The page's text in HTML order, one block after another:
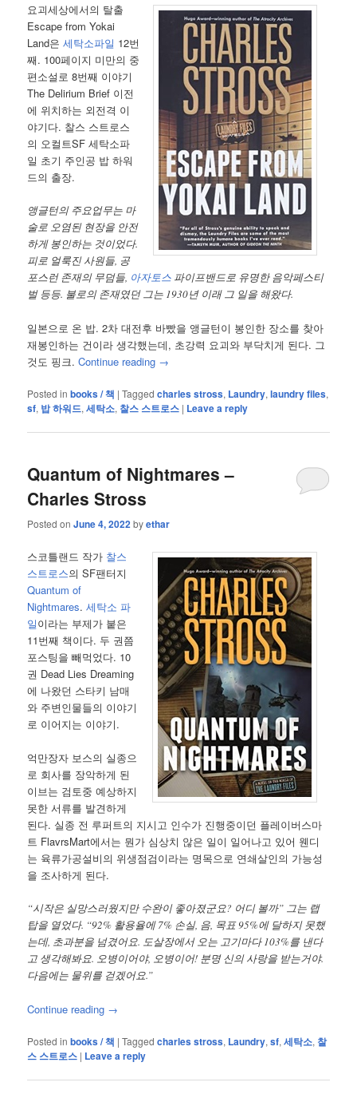
요괴세상에서의 탈출
Escape from Yokai
Land은세탁소파일 12번
째. 100페이지 미만의 중
편소설로 8번째 이야기
The Delirium Brief 이전
에 위치하는 외전격 이
야기다. 찰스 스트로스
의 오컬트SF 세탁소파
일 초기 주인공 밥 하워
드의 출장.
앵글턴의 주요업무는 마
술로 오염된 현장을 안전
하게 봉인하는 것이었다.
피로 얼룩진 사원들, 공
포스런 존재의 무덤들, 아자토스 파이프밴드로 유명한 음악페스티
벌 등등. 불로의 존재였던 그는 1930년 이래 그 일을 해왔다.
일본으로 온 밥. 2차 대전후 바빴을 앵글턴이 봉인한 장소를 찾아
재봉인하는 건이라 생각했는데, 초강력 요괴와 부닥치게 된다. 그
것도 핑크.Continue reading →
Posted in books / 책 |Tagged charles stross, Laundry,laundry files,
sf, 밥 하워드,세탁소, 찰스 스트로스 | Leave a reply
Quantum of Nightmares –
Charles Stross
Posted onJune 4, 2022 byethar
스코틀랜드 작가 찰스
스트로스의 SF팬터지
Quantum of
Nightmares.세탁소 파
일이라는 부제가 붙은
11번째 책이다. 두 권쯤
포스팅을 빼먹었다. 10
권 Dead Lies Dreaming
에 나왔던 스타키 남매
와 주변인물들의 이야기
로 이어지는 이야기.
억만장자 보스의 실종으
로 회사를 장악하게 된
이브는 검토중 예상하지
못한 서류를 발견하게
된다. 실종 전 루퍼트의 지시고 인수가 진행중이던 플레이버스마
트 FlavrsMart에서는 뭔가 심상치 않은 일이 일어나고 있어 웬디
는 육류가공설비의 위생점검이라는 명목으로 연쇄살인의 가능성
을 조사하게 된다.
“시작은 실망스러웠지만 수완이 좋아졌군요? 어디 볼까” 그는 랩
탑을 열었다. “92% 활용율에 7% 손실, 음, 목표 95%에 달하지 못했
는데, 초과분을 넘겼어요. 도살장에서 오는 고기마다 103%를 낸다
고 생각해봐요. 오병이어야, 오병이어! 분명 신의 사랑을 받는거야.
다음에는 물위를 걷겠어요.”
Continue reading →
Posted in books / 책 |Tagged charles stross, Laundry,sf,세탁소, 찰
스 스트로스 | Leave a reply